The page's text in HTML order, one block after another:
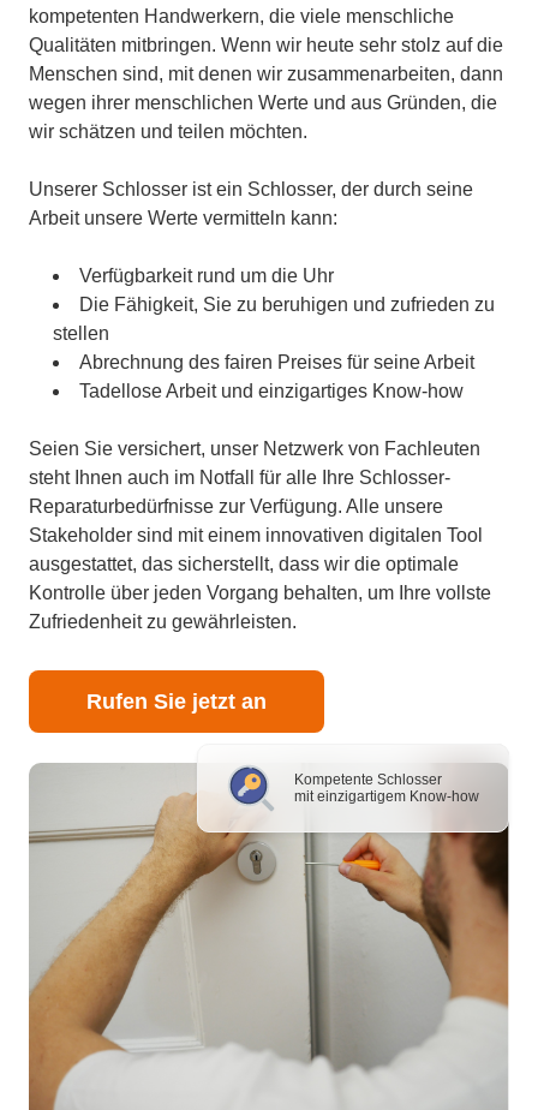
Kompetente Schlosser
mit einzigartigem Know-how
kompetenten Handwerkern, die viele menschliche
Qualitäten mitbringen. Wenn wir heute sehr stolz auf die
Menschen sind, mit denen wir zusammenarbeiten, dann
wegen ihrer menschlichen Werte und aus Gründen, die
wir schätzen und teilen möchten.
Unserer Schlosser ist ein Schlosser, der durch seine
Arbeit unsere Werte vermitteln kann:
Verfügbarkeit rund um die Uhr
Die Fähigkeit, Sie zu beruhigen und zufrieden zu
stellen
Abrechnung des fairen Preises für seine Arbeit
Tadellose Arbeit und einzigartiges Know-how
Seien Sie versichert, unser Netzwerk von Fachleuten
steht Ihnen auch im Notfall für alle Ihre Schlosser-
Reparaturbedürfnisse zur Verfügung. Alle unsere
Stakeholder sind mit einem innovativen digitalen Tool
ausgestattet, das sicherstellt, dass wir die optimale
Kontrolle über jeden Vorgang behalten, um Ihre vollste
Zufriedenheit zu gewährleisten.
Rufen Sie jetzt an